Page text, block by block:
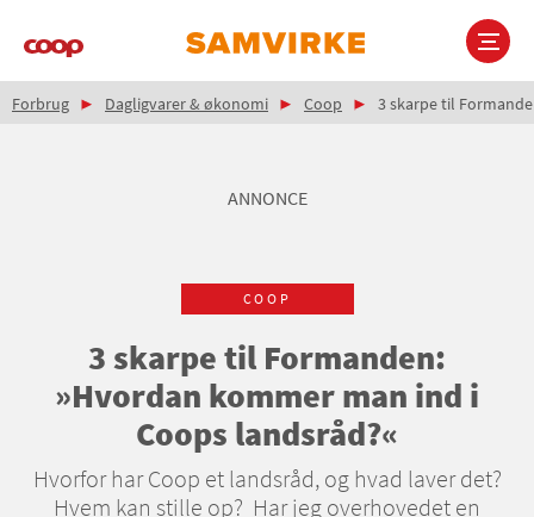
Main
Brødkrumme
Forbrug Dagligvarer & økonomi Coop 3 skarpe til
ANNONCE
COOP
3 skarpe til Formanden:
»Hvordan kommer man ind i
Coops landsråd?«
Hvorfor har Coop et landsråd, og hvad laver det?
Hvem kan stille op? Har jeg overhovedet en